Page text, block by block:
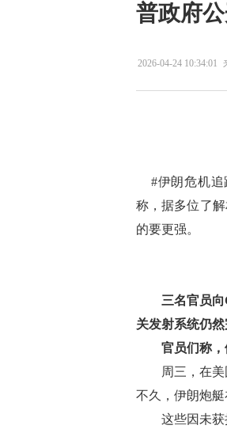
普政府
2026-04-24 10:34:01
#伊朗危机追
称，据多位了
的要更强。
三名官员
关发射系统仍然
官员们称
周三，在美国
不久，伊朗炮艇
这些因未获授